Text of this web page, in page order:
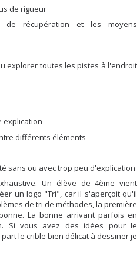
de rigueur
récupération et les moyens
explorer toutes les pistes à l'endroit
explication
différents éléments
sans ou avec trop peu d'explication
Un élève de 4ème vient
un logo "Tri", car il s'aperçoit qu'il
de tri de méthodes, la première
La bonne arrivant parfois en
Si vous avez des idées pour le
le crible bien délicat à dessiner je